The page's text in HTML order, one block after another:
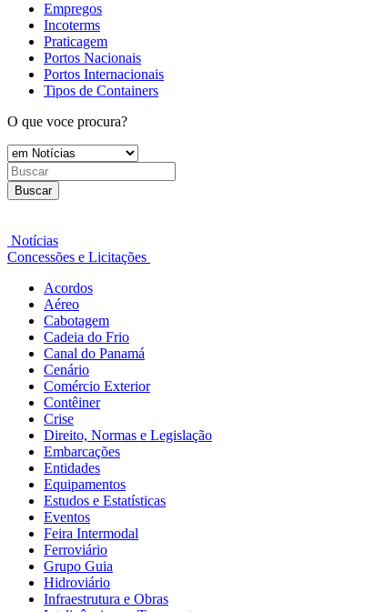
Empregos
Incoterms
Praticagem
Portos Nacionais
Portos Internacionais
Tipos de Containers
O que voce procura?
Buscar
Notícias
Concessões e Licitações
Acordos
Aéreo
Cabotagem
Cadeia do Frio
Canal do Panamá
Cenário
Comércio Exterior
Contêiner
Crise
Direito, Normas e Legislação
Embarcações
Entidades
Equipamentos
Estudos e Estatísticas
Eventos
Feira Intermodal
Ferroviário
Grupo Guia
Hidroviário
Infraestrutura e Obras